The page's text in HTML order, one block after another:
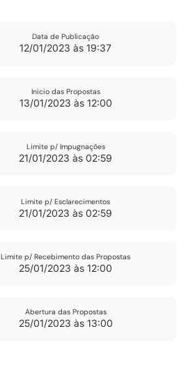
Data de Publicação
12/01/2023 às 19:37
Inicio das Propostas
13/01/2023 às 12:00
Limite p/ Impugnações
21/01/2023 às 02:59
Limite p/ Esclarecimentos
21/01/2023 às 02:59
Limite p/ Recebimento das Propostas
25/01/2023 às 12:00
Abertura das Propostas
25/01/2023 às 13:00